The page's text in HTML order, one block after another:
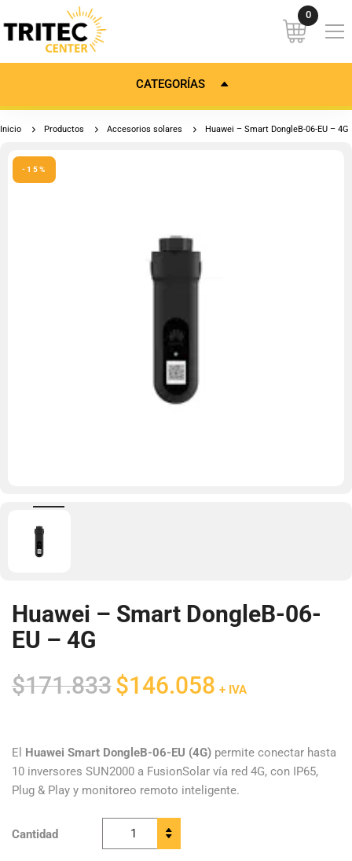
CATEGORÍAS
Inicio Productos Accesorios solares Huawei – Smart DongleB-06-EU – 4G
-15%
Huawei – Smart DongleB-06-
EU – 4G
$171.833 El
precio
era:
$171.833.
$146.058
es:
$146.058.
+ IVA
El Huawei Smart DongleB-06-EU (4G) permite conectar hasta
10 inversores SUN2000 a FusionSolar vía red 4G, con IP65,
Plug & Play y monitoreo remoto inteligente.
Cantidad
Huawei -
Smart